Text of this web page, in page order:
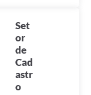
Set
or
de
Cad
astr
o